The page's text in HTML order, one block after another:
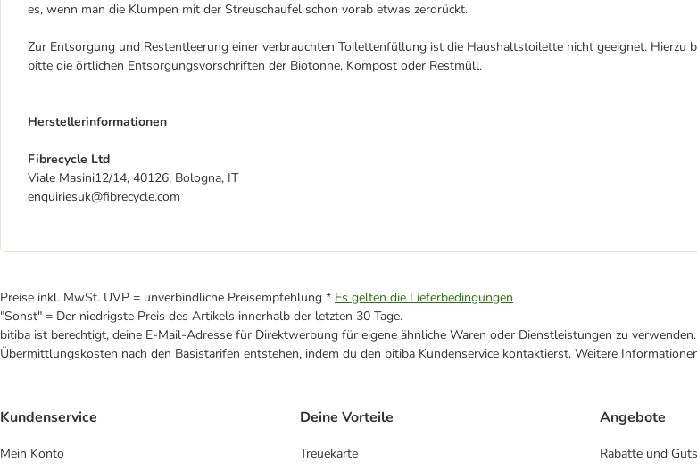
es, wenn man die Klumpen mit der Streuschaufel schon vorab etwas zerdrückt.
Zur Entsorgung und Restentleerung einer verbrauchten Toilettenfüllung ist die Haushaltstoilette nicht geeignet. Hierzu
bitte die örtlichen Entsorgungsvorschriften der Biotonne, Kompost oder Restmüll.
Herstellerinformationen
Fibrecycle Ltd
Viale Masini12/14, 40126, Bologna, IT
enquiriesuk@fibrecycle.com
Preise inkl. MwSt. UVP = unverbindliche Preisempfehlung * Es gelten die Lieferbedingungen
"Sonst" = Der niedrigste Preis des Artikels innerhalb der letzten 30 Tage.
bitiba ist berechtigt, deine E-Mail-Adresse für Direktwerbung für eigene ähnliche Waren oder Dienstleistungen zu
Übermittlungskosten nach den Basistarifen entstehen, indem du den bitiba Kundenservice kontaktierst. Weitere
Kundenservice
Mein Konto
Deine Vorteile
Treuekarte
Angebote
Rabatte und